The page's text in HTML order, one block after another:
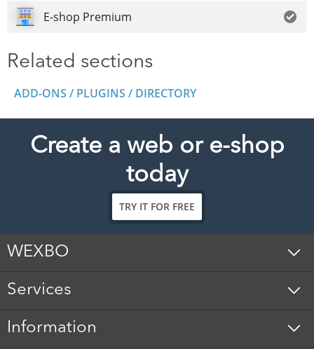
E-shop Premium
Related sections
ADD-ONS / PLUGINS / DIRECTORY
Create a web or e-shop
today
TRY IT FOR FREE
WEXBO
Services
Information